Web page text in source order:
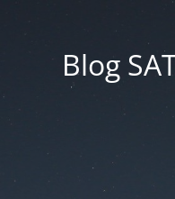
Blog